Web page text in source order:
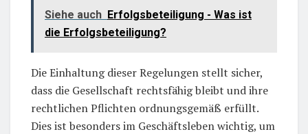
Siehe auch Erfolgsbeteiligung - Was ist
die Erfolgsbeteiligung?
Die Einhaltung dieser Regelungen stellt sicher,
dass die Gesellschaft rechtsfähig bleibt und ihre
rechtlichen Pflichten ordnungsgemäß erfüllt.
Dies ist besonders im Geschäftsleben wichtig, um